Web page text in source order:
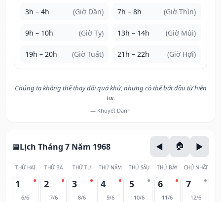
3h – 4h (Giờ Dần) 7h – 8h (Giờ Thìn)
9h – 10h (Giờ Tỵ) 13h – 14h (Giờ Mùi)
19h – 20h (Giờ Tuất) 21h – 22h (Giờ Hợi)
Chúng ta không thể thay đổi quá khứ, nhưng có thể bắt đầu từ hiện
tại.
— Khuyết Danh
Lịch Tháng 7 Năm 1968
THỨ HAI THỨ BA THỨ TƯ THỨ NĂM THỨ SÁU THỨ BẢY CHỦ NHẬT
1
6/6
2
7/6
3
8/6
4
9/6
5
10/6
6
11/6
7
12/6